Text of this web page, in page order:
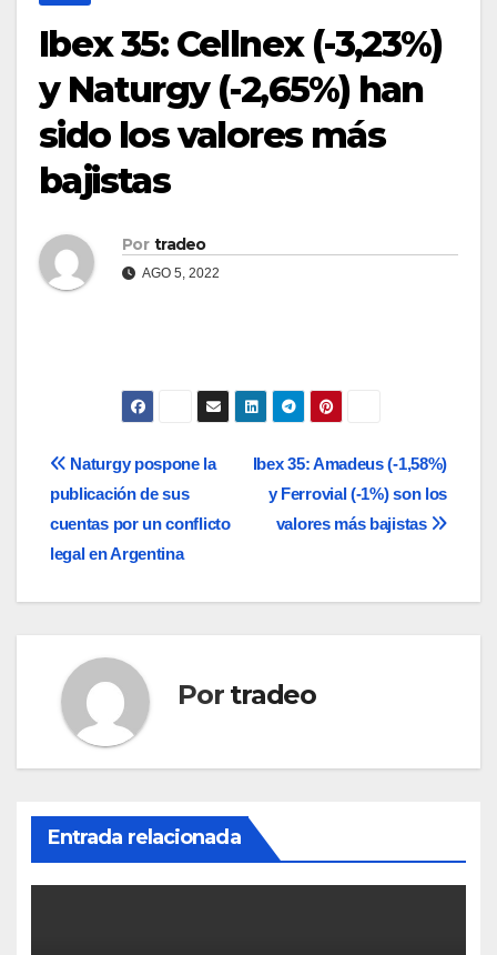
Ibex 35: Cellnex (-3,23%)
y Naturgy (-2,65%) han
sido los valores más
bajistas
Por tradeo
AGO 5, 2022
Navegación
de
entradas
Ibex 35: Amadeus (-1,58%)
y Ferrovial (-1%) son los
valores más bajistas
Naturgy pospone la
publicación de sus
cuentas por un conflicto
legal en Argentina
Por tradeo
Entrada relacionada